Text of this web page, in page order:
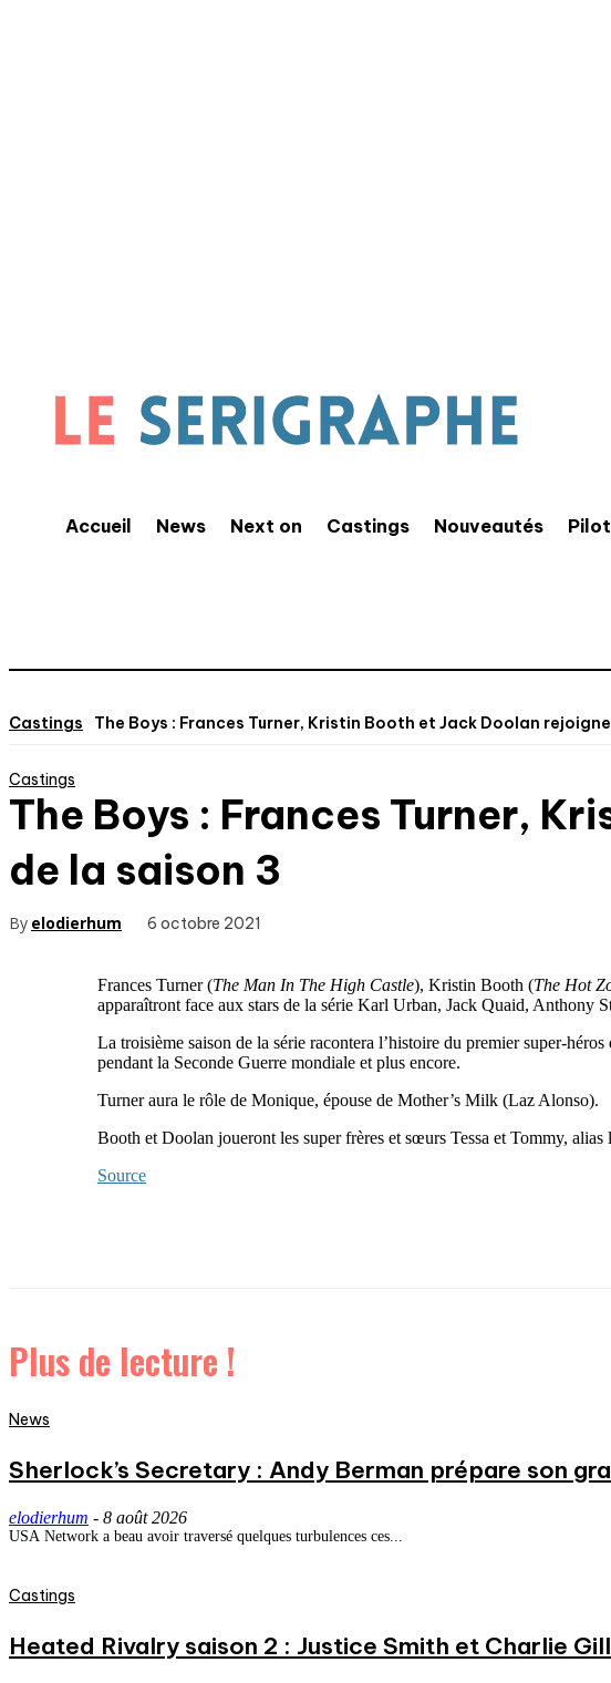
Accueil News Next on Castings Nouveautés Pilot
Castings The Boys : Frances Turner, Kristin Booth et Jack Doolan
Castings
The Boys : Frances Turner,
de la saison 3
By elodierhum 6 octobre 2021
Frances Turner (The Man In The High Castle), Kristin Booth (The Hot
apparaîtront face aux stars de la série Karl Urban, Jack Quaid, Anthony
La troisième saison de la série racontera l’histoire du premier super-
pendant la Seconde Guerre mondiale et plus encore.
Turner aura le rôle de Monique, épouse de Mother’s Milk (Laz Alonso).
Booth et Doolan joueront les super frères et sœurs Tessa et Tommy,
Source
Plus de lecture !
News
Sherlock’s Secretary : Andy Berman prépare son
elodierhum - 8 août 2026
USA Network a beau avoir traversé quelques turbulences ces...
Castings
Heated Rivalry saison 2 : Justice Smith et Charlie